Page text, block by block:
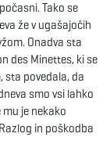
n
Tako se
že v ugašajočih
Onadva sta
des Minettes, ki se
sta povedala, da
smo vsi lahko
je nekako
in poškodba